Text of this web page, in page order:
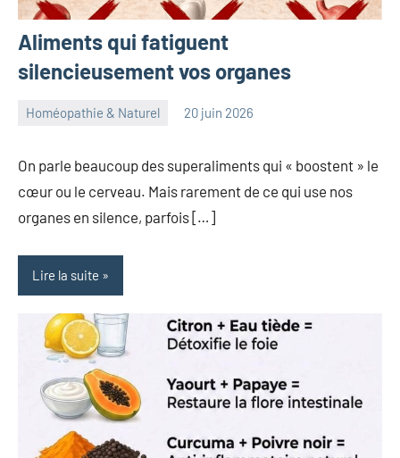
Aliments qui fatiguent
silencieusement vos organes
Homéopathie & Naturel 20 juin 2026
herbosafe
On parle beaucoup des superaliments qui « boostent » le
cœur ou le cerveau. Mais rarement de ce qui use nos
organes en silence, parfois […]
Lire la suite